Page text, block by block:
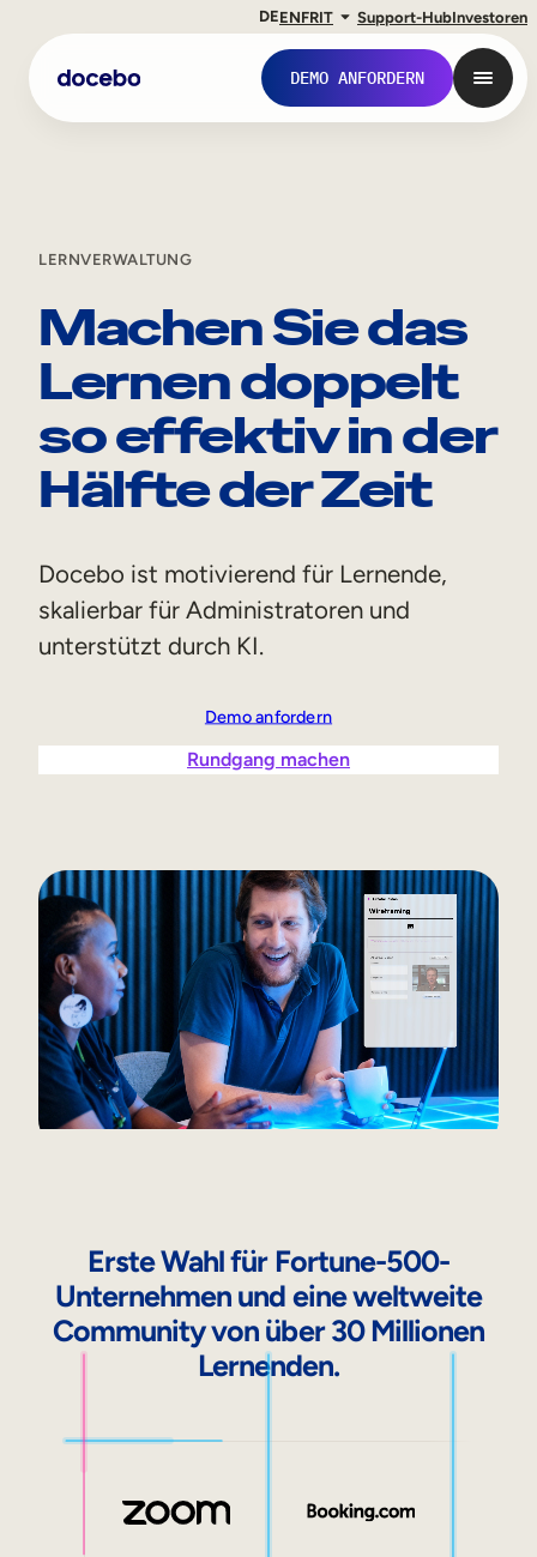
DEENFRIT Support-HubInvestoren
DEMO ANFORDERN
Interne Weiterbildung
Onboarding von Mitarbeitern
Vertriebsschulungen
Compliance-Training
Training für Customer Facing-Teams
Kundenschulungen
Ausbildung der Mitglieder
Skills-Intelligenz
Strategische Personalplanung
Weiterbildungen & Umschulungen
Interne Mobilität
LERNVERWALTUNG
Machen Sie das
Lernen doppelt
so effektiv in der
Hälfte der Zeit
Docebo ist motivierend für Lernende,
skalierbar für Administratoren und
unterstützt durch KI.
Demo anfordern
Rundgang machen
Erste Wahl für Fortune-500-
Unternehmen und eine weltweite
Community von über 30 Millionen
Lernenden.